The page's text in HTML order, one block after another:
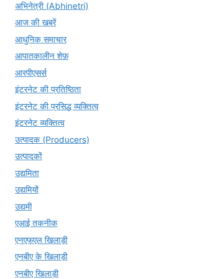
अभिनेत्री (Abhinetri)
आज की खबरें
आधुनिक समाचार
आपातकालीन शेफ़
आरपीएसर्स
इंटरनेट की प्रतिष्ठिता
इंटरनेट की प्रसिद्ध व्यक्तित्व
इंटरनेट व्यक्तित्व
उत्पादक (Producers)
उत्पादकों
उद्यमिता
उद्यमियों
उद्यमी
एआई तकनीक
एनएफएल खिलाड़ी
एनबीए के खिलाड़ी
एनबीए खिलाड़ी